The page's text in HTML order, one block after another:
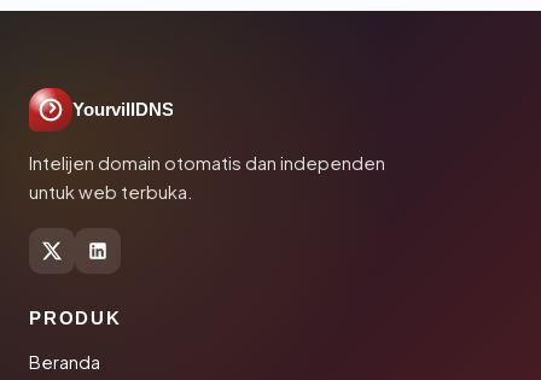
YourvillDNS
Intelijen domain otomatis dan independen
untuk web terbuka.
PRODUK
Beranda